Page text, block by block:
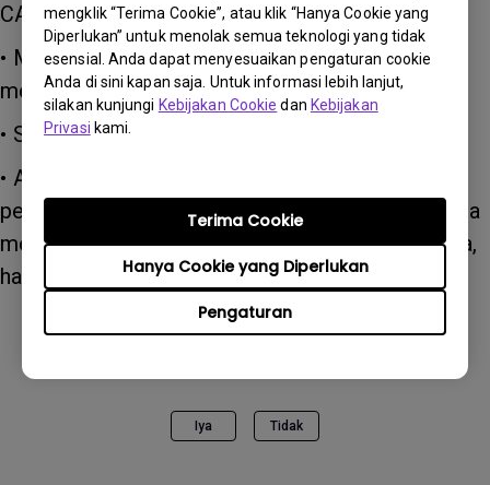
mengklik “Terima Cookie”, atau klik “Hanya Cookie yang
Diperlukan” untuk menolak semua teknologi yang tidak
esensial. Anda dapat menyesuaikan pengaturan cookie
Anda di sini kapan saja. Untuk informasi lebih lanjut,
silakan kunjungi Kebijakan Cookie dan Kebijakan
Privasi kami.
Pengaturan
Hanya Cookie yang Diperlukan
Terima Cookie
CATATAN:
• Mungkin ada latensi dengan Bluetooth yang
menyebabkan jeda audio saat menonton film.
• Sesuaikan volume sebelum digunakan.
• Anda hanya dapat menyambungkan SATU
perangkat Bluetooth dalam satu waktu. Jika Anda
menggunakan perangkat Bluetooth yang berbeda,
harap pasangkan lagi.
Iya Tidak